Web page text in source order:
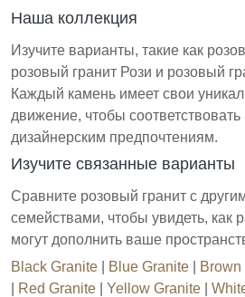
Наша коллекция
Изучите варианты, такие как
розовый гранит Рози и розовый
Каждый камень имеет свои
движение, чтобы
дизайнерским предпочтениям.
Изучите связанные варианты
Сравните розовый гранит с
семействами, чтобы увидеть, как
могут дополнить ваше
Black Granite
Blue Granite Brown
Red Granite Yellow Granite